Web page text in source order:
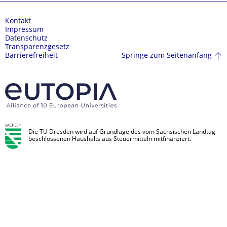
Kontakt
Impressum
Datenschutz
Transparenzgesetz
Barrierefreiheit
Springe zum Seitenanfang
Die TU Dresden wird auf Grundlage des vom Sächsischen Landtag
beschlossenen Haushalts aus Steuermitteln mitfinanziert.